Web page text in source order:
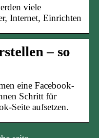
viele
Internet, Einrichten
– so
eine Facebook-
Schritt für
Seite aufsetzen.